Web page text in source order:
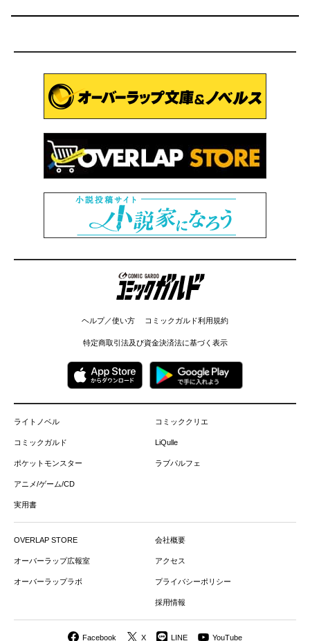
コミックガルド
ヘルプ／使い方 コミックガルド利用規約
特定商取引法及び資金決済法に基づく表示
ライトノベル
コミックガルド
ポケットモンスター
アニメ/ゲーム/CD
実用書
コミッククリエ
LiQulle
ラブパルフェ
OVERLAP STORE
オーバーラップ広報室
オーバーラップラボ
会社概要
アクセス
プライバシーポリシー
採用情報
Facebook X LINE YouTube